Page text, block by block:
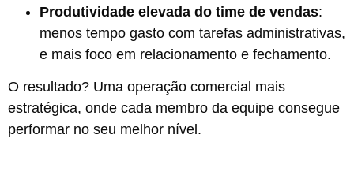
Produtividade elevada do time de vendas:
menos tempo gasto com tarefas administrativas,
e mais foco em relacionamento e fechamento.
O resultado? Uma operação comercial mais
estratégica, onde cada membro da equipe consegue
performar no seu melhor nível.